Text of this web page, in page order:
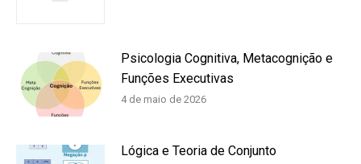
Psicologia Cognitiva, Metacognição e
Funções Executivas
4 de maio de 2026
Lógica e Teoria de Conjunto